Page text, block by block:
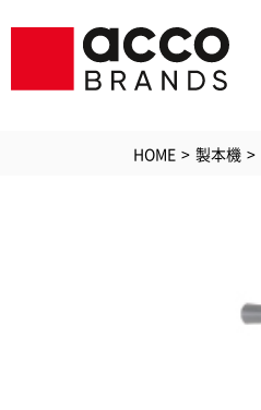
HOME 製本機